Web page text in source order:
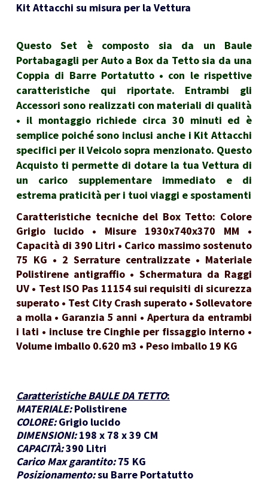
Kit Attacchi su misura per la Vettura
Questo Set è composto sia da un Baule
Portabagagli per Auto a Box da Tetto sia da una
Coppia di Barre Portatutto • con le rispettive
caratteristiche qui riportate. Entrambi gli
Accessori sono realizzati con materiali di qualità
• il montaggio richiede circa 30 minuti ed è
semplice poiché sono inclusi anche i Kit Attacchi
specifici per il Veicolo sopra menzionato. Questo
Acquisto ti permette di dotare la tua Vettura di
un carico supplementare immediato e di
estrema praticità per i tuoi viaggi e spostamenti
Caratteristiche tecniche del Box Tetto: Colore
Grigio lucido • Misure 1930x740x370 MM •
Capacità di 390 Litri • Carico massimo sostenuto
75 KG • 2 Serrature centralizzate • Materiale
Polistirene antigraffio • Schermatura da Raggi
UV • Test ISO Pas 11154 sui requisiti di sicurezza
superato • Test City Crash superato • Sollevatore
a molla • Garanzia 5 anni • Apertura da entrambi
i lati • incluse tre Cinghie per fissaggio interno •
Volume imballo 0.620 m3 • Peso imballo 19 KG
Caratteristiche BAULE DA TETTO:
MATERIALE: Polistirene
COLORE: Grigio lucido
DIMENSIONI: 198 x 78 x 39 CM
CAPACITÀ:390 Litri
Carico Max garantito: 75 KG
Posizionamento:su Barre Portatutto